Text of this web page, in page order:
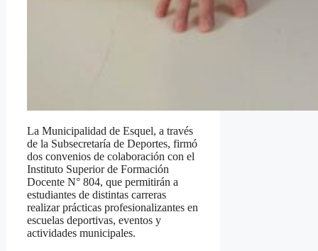
La Municipalidad de Esquel, a través
de la Subsecretaría de Deportes, firmó
dos convenios de colaboración con el
Instituto Superior de Formación
Docente N° 804, que permitirán a
estudiantes de distintas carreras
realizar prácticas profesionalizantes en
escuelas deportivas, eventos y
actividades municipales.